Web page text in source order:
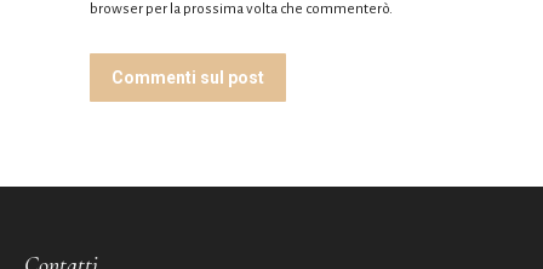
browser per la prossima volta che commenterò.
Commenti sul post